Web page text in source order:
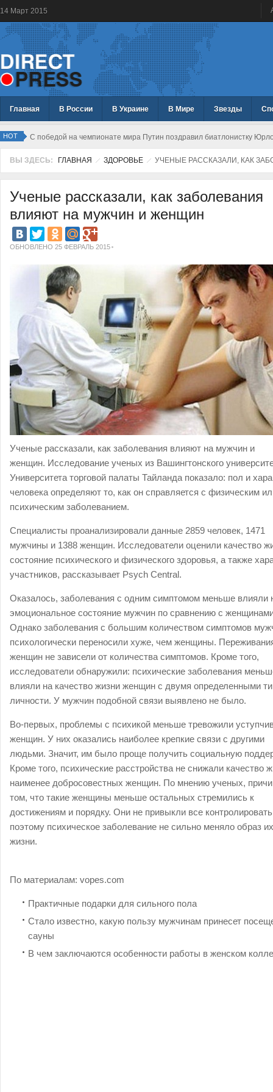
14 Март 2015
Главная В России В Украине В Мире Звезды
HOT С победой на чемпионате мира Путин поздравил биатлонистку
ВЫ ЗДЕСЬ: ГЛАВНАЯ ЗДОРОВЬЕ УЧЕНЫЕ РАССКАЗАЛИ, КАК
Ученые рассказали, как заболевания
влияют на мужчин и женщин
ОБНОВЛЕНО 25 ФЕВРАЛЬ 2015
Ученые рассказали, как заболевания влияют на мужчин и
женщин. Исследование ученых из Вашингтонского
Университета торговой палаты Тайланда показало: пол и
человека определяют то, как он справляется с физическим
психическим заболеванием.
Специалисты проанализировали данные 2859 человек, 1471
мужчины и 1388 женщин. Исследователи оценили качество
состояние психического и физического здоровья, а также
участников, рассказывает Psych Central.
Оказалось, заболевания с одним симптомом меньше влияли
эмоциональное состояние мужчин по сравнению с
Однако заболевания с большим количеством симптомов
психологически переносили хуже, чем женщины.
женщин не зависели от количества симптомов. Кроме того,
исследователи обнаружили: психические заболевания
влияли на качество жизни женщин с двумя определенными
личности. У мужчин подобной связи выявлено не было.
Во-первых, проблемы с психикой меньше тревожили
женщин. У них оказались наиболее крепкие связи с другими
людьми. Значит, им было проще получить социальную
Кроме того, психические расстройства не снижали качество
наименее добросовестных женщин. По мнению ученых,
том, что такие женщины меньше остальных стремились к
достижениям и порядку. Они не привыкли все
поэтому психическое заболевание не сильно меняло образ их
жизни.
По материалам: vopes.com
Практичные подарки для сильного пола
Стало известно, какую пользу мужчинам принесет
сауны
В чем заключаются особенности работы в женском